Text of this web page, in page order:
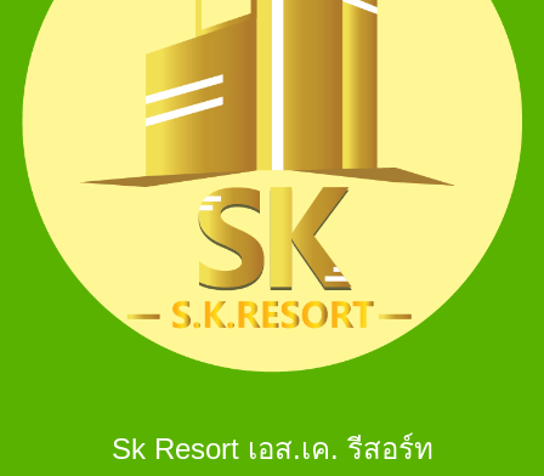
Sk Resort เอส.เค. รีสอร์ท